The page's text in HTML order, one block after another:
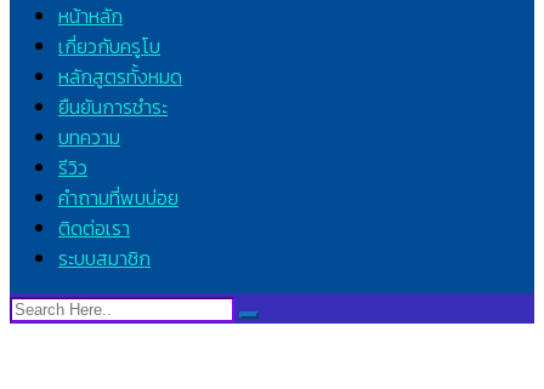
หน้าหลัก
เกี่ยวกับครูโบ
หลักสูตรทั้งหมด
ยืนยันการชำระ
บทความ
รีวิว
คำถามที่พบบ่อย
ติดต่อเรา
ระบบสมาชิก